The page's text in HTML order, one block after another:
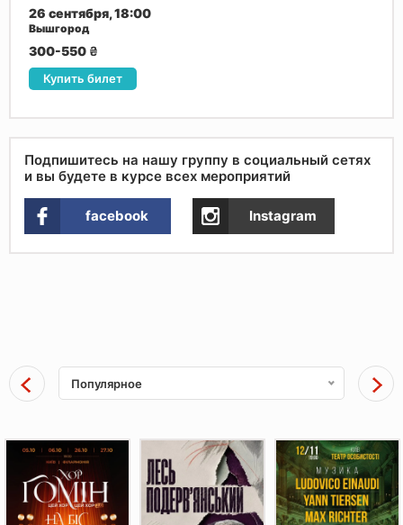
26 сентября, 18:00
Вышгород
300-550 ₴
Купить билет
Подпишитесь на нашу группу в социальный сетях
и вы будете в курсе всех мероприятий
facebook Instagram
Популярное